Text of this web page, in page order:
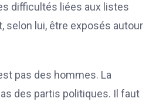
difficultés liées aux listes
selon lui, être exposés autour
pas des hommes. La
des partis politiques. Il faut